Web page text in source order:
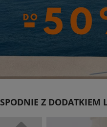
SPODNIE Z DODATKIEM